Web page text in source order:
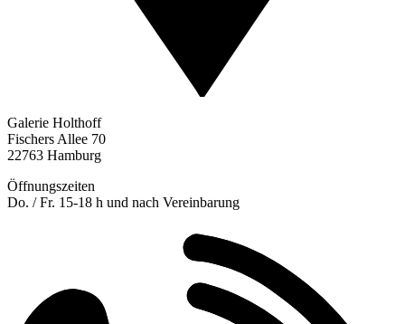
Galerie Holthoff
Fischers Allee 70
22763 Hamburg
Öffnungszeiten
Do. / Fr. 15-18 h und nach Vereinbarung